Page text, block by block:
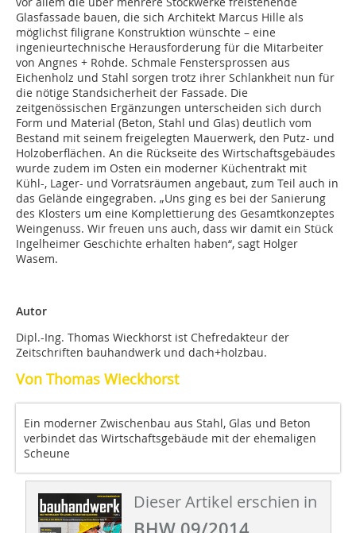
Glasfassade bauen, die sich Architekt Marcus Hille als
möglichst filigrane Konstruktion wünschte – eine
ingenieurtechnische Herausforderung für die Mitarbeiter
von Angnes + Rohde. Schmale Fenstersprossen aus
Eichenholz und Stahl sorgen trotz ihrer Schlankheit nun für
die nötige Standsicherheit der Fassade. Die
zeitgenössischen Ergänzungen unterscheiden sich durch
Form und Material (Beton, Stahl und Glas) deutlich vom
Bestand mit seinem freigelegten Mauerwerk, den Putz- und
Holzoberflächen. An die Rückseite des Wirtschaftsgebäudes
wurde zudem im Osten ein moderner Küchentrakt mit
Kühl-, Lager- und Vorratsräumen angebaut, zum Teil auch in
das Gelände eingegraben. „Uns ging es bei der Sanierung
des Klosters um eine Komplettierung des Gesamtkonzeptes
Weingenuss. Wir freuen uns auch, dass wir damit ein Stück
Ingelheimer Geschichte erhalten haben“, sagt Holger
Wasem.
Autor
Dipl.-Ing. Thomas Wieckhorst ist Chefredakteur der
Zeitschriften bauhandwerk und dach+holzbau.
Von Thomas Wieckhorst
Ein moderner Zwischenbau aus Stahl, Glas und Beton
verbindet das Wirtschaftsgebäude mit der ehemaligen
Scheune
Dieser Artikel erschien in